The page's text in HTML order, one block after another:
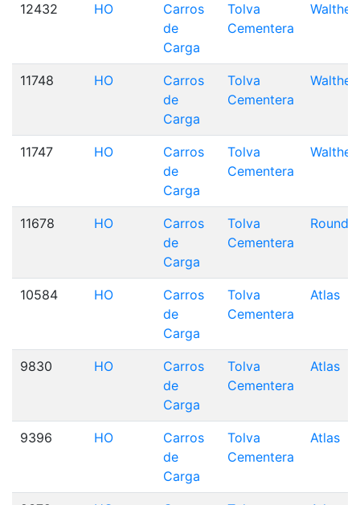
12432 HO
Carros
de
Carga
Tolva
Cementera
11748 HO
Carros
de
Carga
Tolva
Cementera
11747 HO
Carros
de
Carga
Tolva
Cementera
11678 HO
Carros
de
Carga
Tolva
Cementera
10584 HO
Carros
de
Carga
Tolva
Cementera
Atlas
9830 HO
Carros
de
Carga
Tolva
Cementera
Atlas
9396 HO
Carros
de
Carga
Tolva
Cementera
Atlas